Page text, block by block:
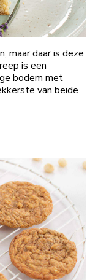
maar daar is deze
is een
bodem met
van beide